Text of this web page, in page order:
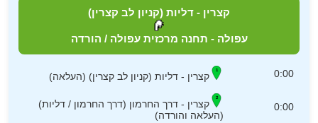
קצרין - דליות (קניון לב קצרין)
עפולה - תחנה מרכזית עפולה / הורדה
0:00 קצרין - דליות (קניון לב קצרין) (העלאה)
0:00
קצרין - דרך החרמון (דרך החרמון / דליות)
(העלאה והורדה)